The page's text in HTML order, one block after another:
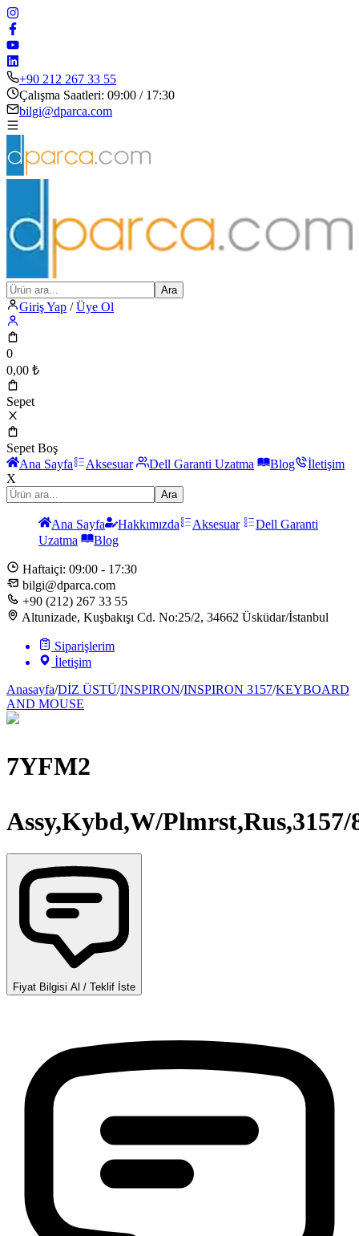
+90 212 267 33 55
Çalışma Saatleri: 09:00 / 17:30
bilgi@dparca.com
Ara
Giriş Yap /Üye Ol
0
0,00 ₺
Sepet
Sepet Boş
Ana Sayfa
Aksesuar Dell Garanti Uzatma Blog
İletişim
X
Ara
Ana Sayfa Hakkımızda Aksesuar
Dell Garanti
Uzatma
Blog
Haftaiçi: 09:00 - 17:30
bilgi@dparca.com
+90 (212) 267 33 55
Altunizade, Kuşbakışı Cd. No:25/2, 34662 Üsküdar/İstanbul
Siparişlerim
İletişim
Anasayfa/DİZ ÜSTÜ/INSPIRON/INSPIRON 3157/KEYBOARD
AND MOUSE
7YFM2
Assy,Kybd,W/Plmrst,Rus,3157/
Fiyat Bilgisi Al / Teklif İste